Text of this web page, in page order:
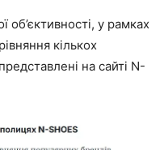
у рамках
кількох
на сайті N-